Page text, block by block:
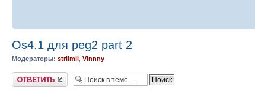
Os4.1 для peg2 part 2
Модераторы: striimii Vinnny
Ответить